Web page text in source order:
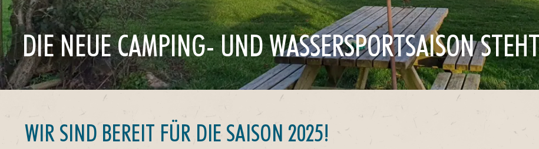
DIE NEUE CAMPING- UND WASSERSPORTSAISON
WIR SIND BEREIT FÜR DIE SAISON 2025!